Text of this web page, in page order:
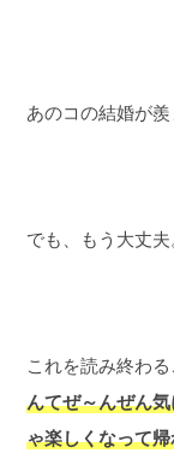
あのコの結婚が
でも、もう大丈夫
これを読み終わ
んてぜ～んぜん
ゃ楽しくなって